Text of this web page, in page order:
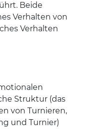
Beide
Verhalten von
Verhalten
Struktur (das
von Turnieren,
und Turnier)